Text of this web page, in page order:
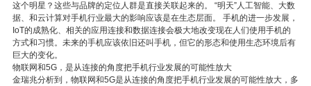
这个明星？这些与品牌的定位人群是直接关联起来的。 “明天”人工智能、大数
据、和云计算对手机行业最大的影响应该是在生态层面。 手机的进一步发展，
IoT的成熟化、相关的应用连接和数据连接会极大地改变现在人们使用手机的
方式和习惯。未来的手机应该依旧还叫手机，但它的形态和使用生态环境后有
巨大的变化。
物联网和5G，是从连接的角度把手机行业发展的可能性放大
金瑞兆分析到，物联网和5G是从连接的角度把手机行业发展的可能性放大，多